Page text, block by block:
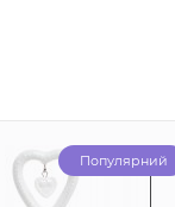
Популярний